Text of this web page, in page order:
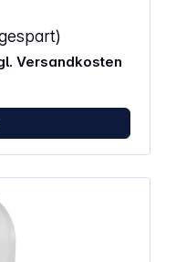
Versandkosten